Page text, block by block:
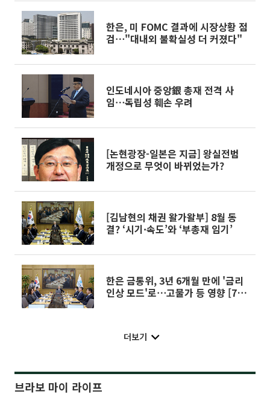
한은, 미 FOMC 결과에 시장상황 점
검⋯"대내외 불확실성 더 커졌다"
인도네시아 중앙銀 총재 전격 사
임⋯독립성 훼손 우려
[논현광장-일본은 지금] 왕실전범
개정으로 무엇이 바뀌었는가?
[김남현의 채권 왈가왈부] 8월 동
결? ‘시기·속도’와 ‘부총재 임기’
한은 금통위, 3년 6개월 만에 '금리
인상 모드'로⋯고물가 등 영향 [7월
더보기
브라보 마이 라이프